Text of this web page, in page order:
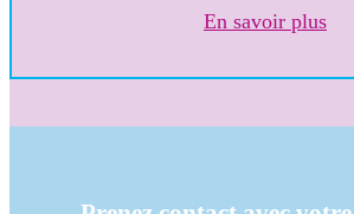
En savoir plus